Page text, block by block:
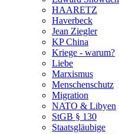
HAARETZ
Haverbeck
Jean Ziegler
KP China
Kriege - warum?
Liebe
Marxismus
Menschenschutz
Migration
NATO & Libyen
StGB § 130
Staatsgläubige